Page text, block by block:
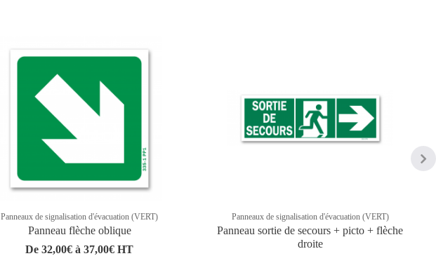
Panneaux de signalisation d'évacuation (VERT)
Panneau flèche oblique
De 32,00€ à 37,00€ HT
Panneaux de signalisation d'évacuation (VERT)
Panneau sortie de secours + picto + flèche
droite